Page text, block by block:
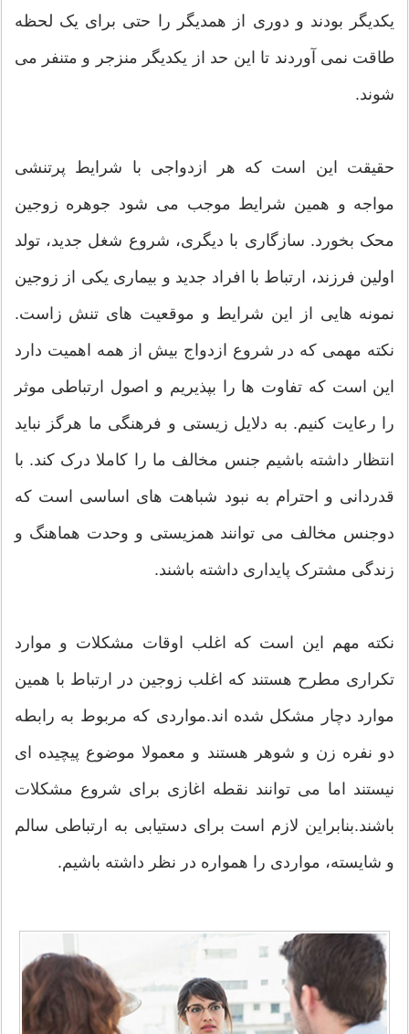
یکدیگر بودند و دوری از همدیگر را حتی برای یک لحظه
طاقت نمی آوردند تا این حد از یکدیگر منزجر و متنفر می
شوند.
حقیقت این است که هر ازدواجی با شرایط پرتنشی
مواجه و همین شرایط موجب می شود جوهره زوجین
محک بخورد. سازگاری با دیگری، شروع شغل جدید، تولد
اولین فرزند، ارتباط با افراد جدید و بیماری یکی از زوجین
نمونه هایی از این شرایط و موقعیت های تنش زا​ست.
نکته مهمی که در شروع ازدواج بیش از همه اهمیت دارد
این است که تفاوت ها را بپذیریم و اصول ارتباطی موثر
را رعایت کنیم. به دلایل زیستی و فرهنگی ما هرگز نباید
انتظار داشته باشیم جنس مخالف ما را کاملا درک کند. با
قدردانی و احترام به نبود شباهت های اساسی است که
دوجنس مخالف می توانند همزیستی و وحدت هماهنگ و
زندگی مشترک پایداری داشته باشند.
نکته مهم این است که اغلب اوقات مشکلات و موارد
تکراری مطرح هستند که اغلب زوجین در ارتباط با همین
موارد دچار مشکل شده اند.مواردی که مربوط به رابطه
دو نفره زن و شوهر هستند و معمولا موضوع پیچیده ای
نیستند اما می توانند نقطه اغازی برای شروع مشکلات
باشند.بنابراین لازم است برای دستیابی به ارتباطی سالم
و شایسته، مواردی را همواره در نظر داشته باشیم.